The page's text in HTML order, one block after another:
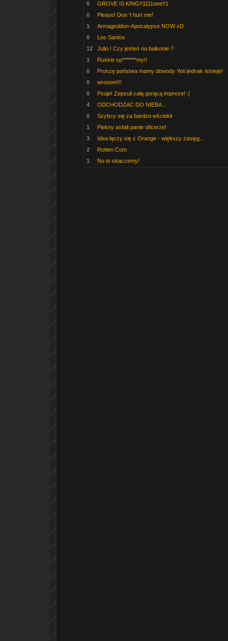
0
GROVE IS KING!!1111one!!1
0
Please! Don 't hurt me!
1
Armageddon-Apocalypse NOW xD
0
Los Santos
12
Julio ! Czy jesteś na balkonie ?
1
Ruskie sp*******my!!
0
Proszę państwa mamy dowody Yeti jednak istnieje!
0
wrooom!!!
0
Psuje! Zepsuli całą gorącą impreze! :[
4
ODCHODZAC DO NIEBA...
0
Szybcy się za bardzo wściekli
1
Piekny asfalt panie oficerze!
3
Idea łączy się z Orange - większy zasięg...
2
Rotten.Com
1
No to skaczemy!